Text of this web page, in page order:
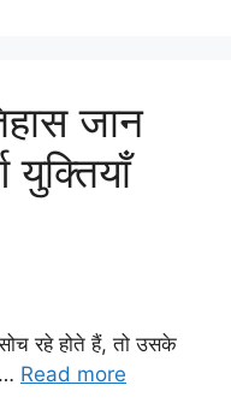
जान
युक्तियाँ
रहे होते हैं, तो उसके
… Read more